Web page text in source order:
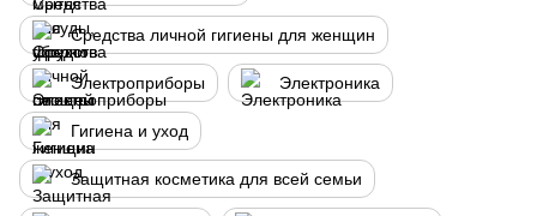
Средства личной гигиены для женщин
Электроприборы Электроника
Гигиена и уход
Защитная косметика для всей семьи